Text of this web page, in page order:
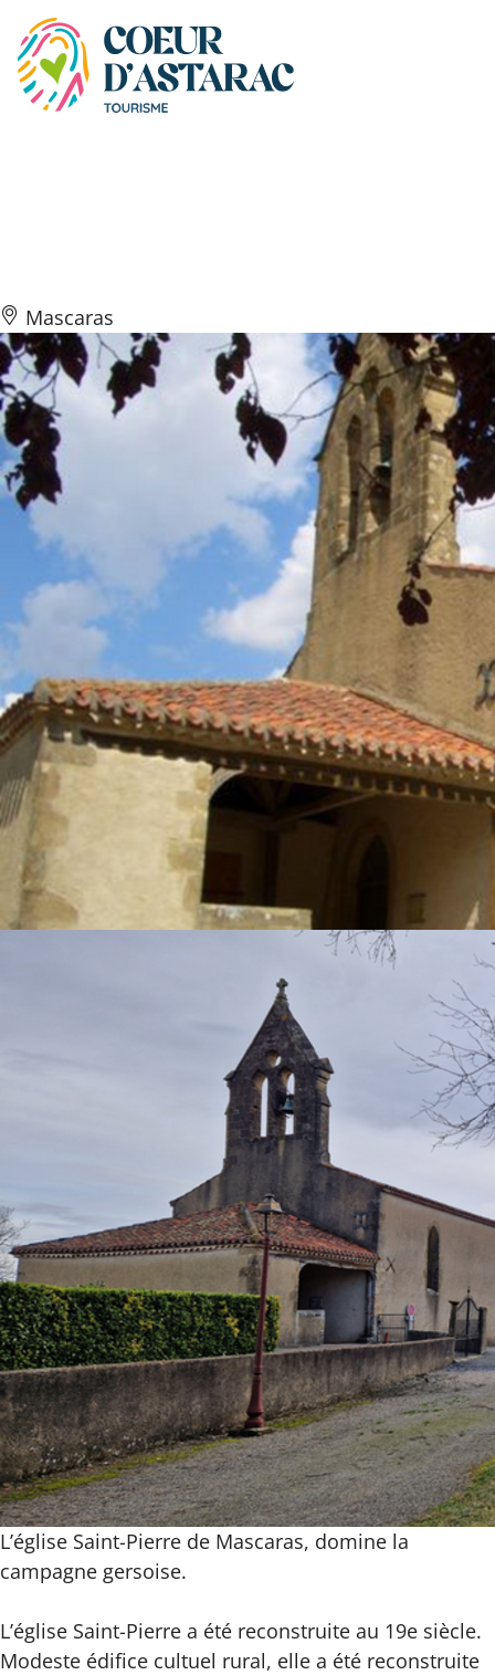
Panneau de gestion des cookies
Mascaras
L’église Saint-Pierre de Mascaras, domine la
campagne gersoise.
L’église Saint-Pierre a été reconstruite au 19e siècle.
Modeste édifice cultuel rural, elle a été reconstruite